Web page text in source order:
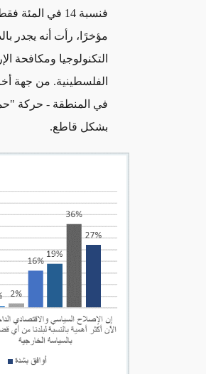
فنسبة 14 في
مؤخرًا، رأت أنه يجدر
التكنولوجيا ومكافحة
في المنطقة - حركة
بشكل قاطع.